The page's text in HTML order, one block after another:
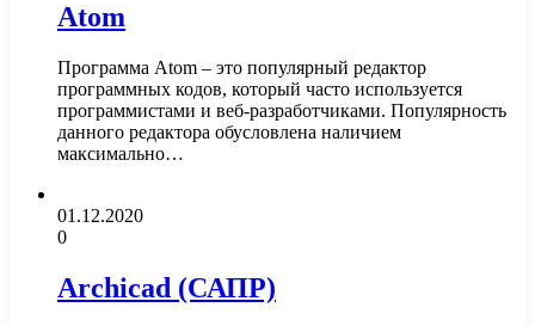
Atom
Программа Atom – это популярный редактор
программных кодов, который часто используется
программистами и веб-разработчиками. Популярность
данного редактора обусловлена наличием
максимально…
01.12.2020
0
Archicad (САПР)